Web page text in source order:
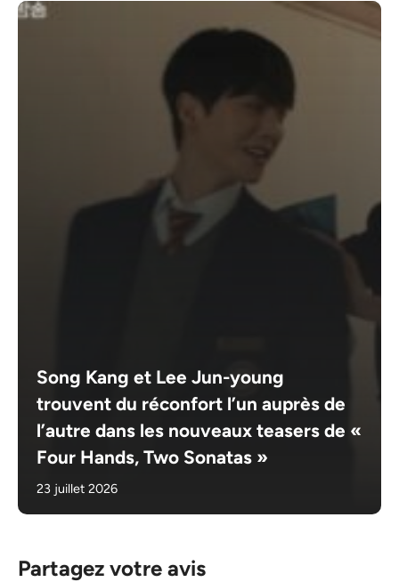
Song Kang et Lee Jun-young
trouvent du réconfort l’un auprès de
l’autre dans les nouveaux teasers de «
Four Hands, Two Sonatas »
23 juillet 2026
Partagez votre avis